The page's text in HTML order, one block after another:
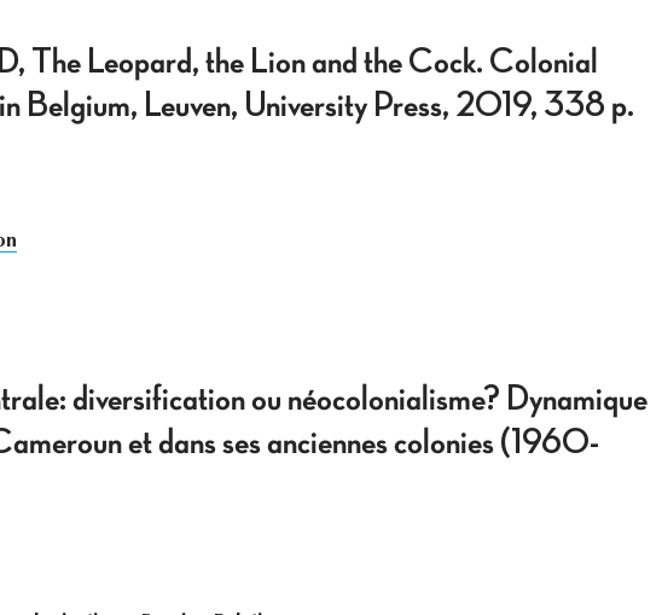
Leopard, the Lion and the Cock. Colonial
Belgium, Leuven, University Press, 2019, 338 p.
diversification ou néocolonialisme? Dynamique
et dans ses anciennes colonies (1960-